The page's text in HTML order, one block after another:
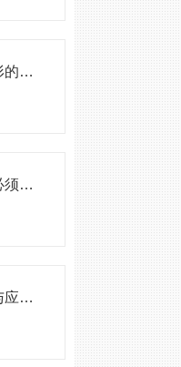
避免亚克力干燥箱发黄、变形的保养方法
在使用等中心测试仪测量时必须按照标准进行
有机玻璃培养箱的技术原理与应用实践